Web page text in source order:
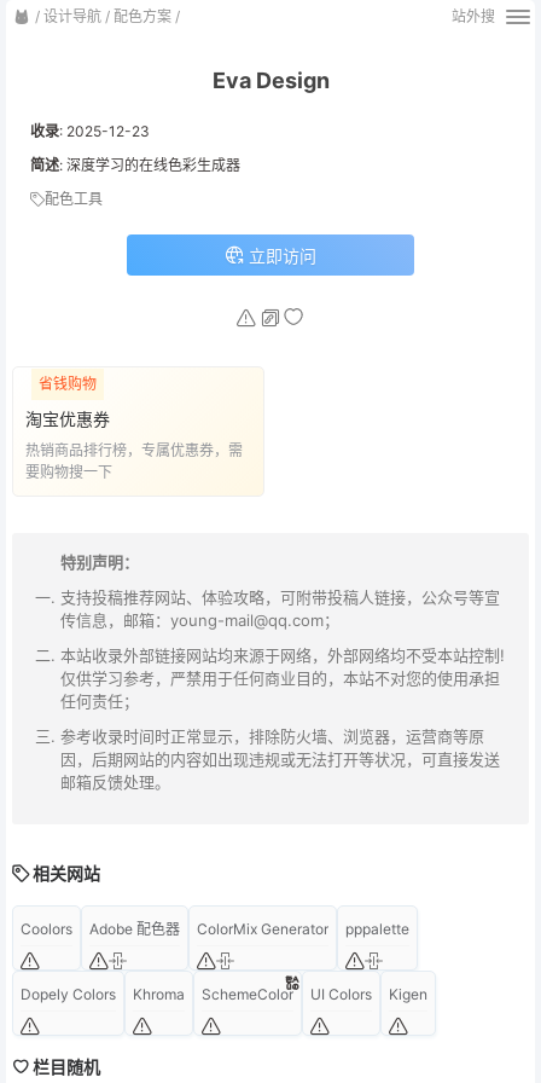
/ 设计导航 / 配色方案 / 站外搜
Eva Design
收录: 2025-12-23
简述: 深度学习的在线色彩生成器
配色工具
立即访问
省钱购物
淘宝优惠券
热销商品排行榜，专属优惠券，需
要购物搜一下
特别声明：
支持投稿推荐网站、体验攻略，可附带投稿人链接，公众号等宣
传信息，邮箱：young-mail@qq.com；
本站收录外部链接网站均来源于网络，外部网络均不受本站控制!
仅供学习参考，严禁用于任何商业目的，本站不对您的使用承担
任何责任；
参考收录时间时正常显示，排除防火墙、浏览器，运营商等原
因，后期网站的内容如出现违规或无法打开等状况，可直接发送
邮箱反馈处理。
相关网站
Coolors Adobe 配色器 ColorMix Generator pppalette
Dopely Colors Khroma SchemeColor UI Colors Kigen
栏目随机